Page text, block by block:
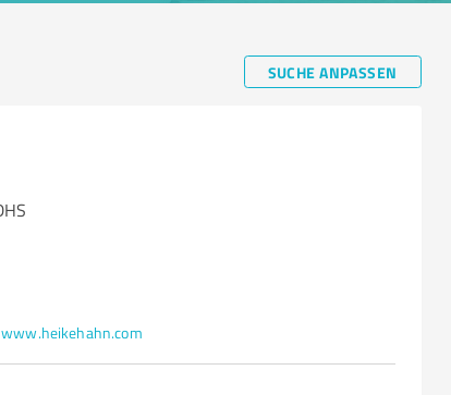
SUCHE ANPASSEN
www.heikehahn.com